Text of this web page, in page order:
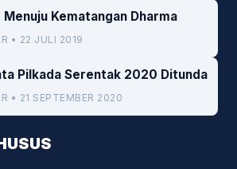
Menuju Kematangan Dharma
• 22 JULI 2019
Pilkada Serentak 2020 Ditunda
• 21 SEPTEMBER 2020